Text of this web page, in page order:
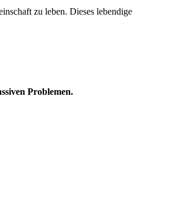
zu leben. Dieses lebendige
Problemen.